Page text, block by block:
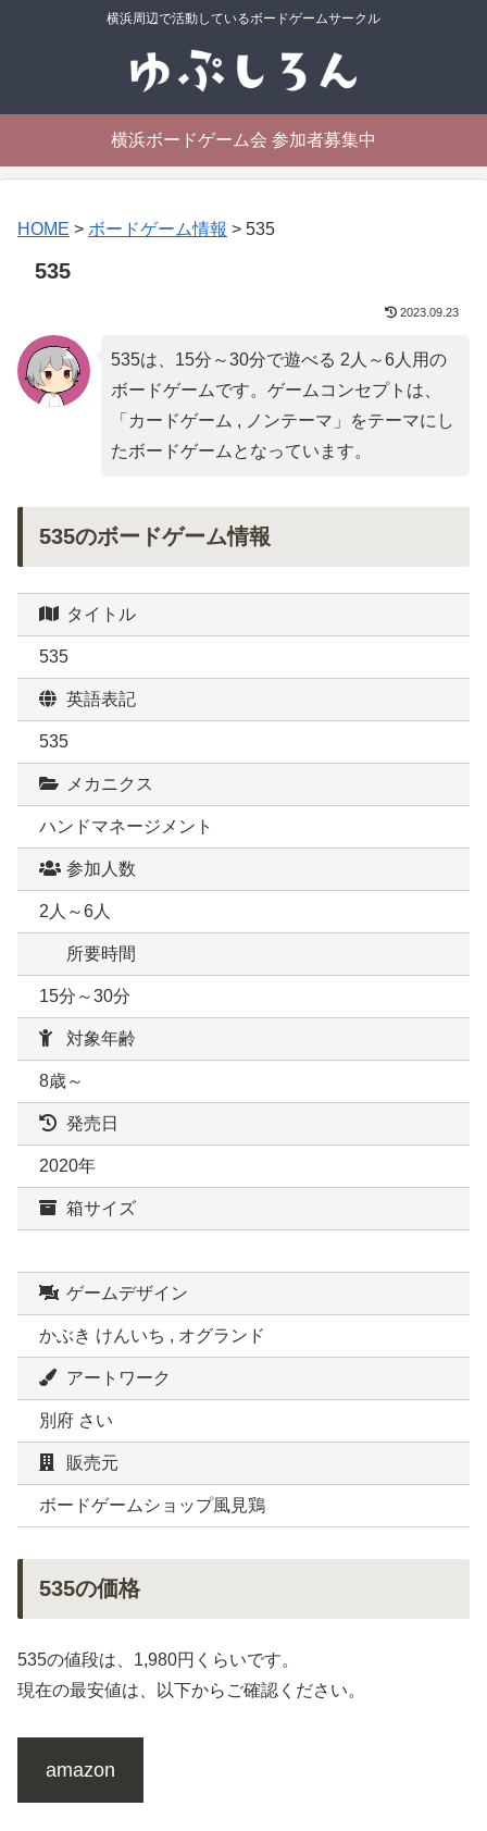
横浜周辺で活動しているボードゲームサークル
横浜ボードゲーム会 参加者募集中
HOME > ボードゲーム情報 > 535
535
2023.09.23
535は、15分～30分で遊べる 2人～6人用の
ボードゲームです。ゲームコンセプトは、
「 カードゲーム , ノンテーマ 」をテーマにし
たボードゲームとなっています。
535のボードゲーム情報
タイトル
535
英語表記
535
メカニクス
ハンドマネージメント
参加人数
2人～6人
所要時間
15分～30分
対象年齢
8歳～
発売日
2020年
箱サイズ
ゲームデザイン
かぶき けんいち , オグランド
アートワーク
別府 さい
販売元
ボードゲームショップ風見鶏
535の価格
535の値段は、1,980円くらいです。
現在の最安値は、以下からご確認ください。
amazon